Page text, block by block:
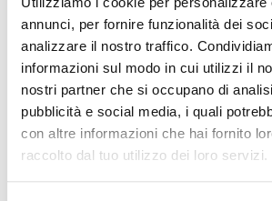
annunci, per fornire funzionalità dei
analizzare il nostro traffico.
informazioni sul modo in cui utilizzi il
nostri partner che si occupano di
pubblicità e social media, i quali
con altre informazioni che hai fornito
raccolto dal tuo utilizzo dei loro servizi.
alpino rende Certosa un luogo
appassionati d’arte e cultura.
Certosa – dove il silenzio diventa
l’arte.